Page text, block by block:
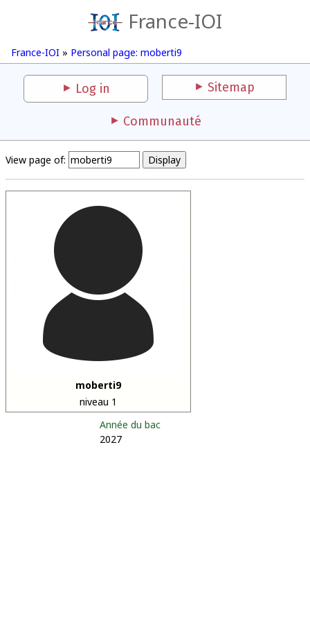
France-IOI
France-IOI » Personal page: moberti9
Log in Sitemap
Communauté
View page of:
moberti9
niveau 1
Année du bac
2027